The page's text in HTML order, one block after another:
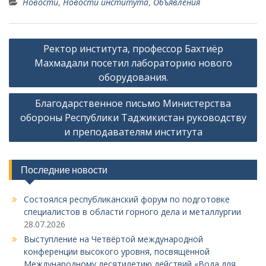
Н
и
я
п
з
Ректор института, профессор Бахтиёр
Махмадали посетил лабораторию нового
оборудования.
Благодарственное письмо Министерства
обороны Республики Таджикистан руководству
и преподавателям института
Последние новости
Состоялся республиканский форум по подготовке
специалистов в области горного дела и металлургии
28.07.2026
Выступление на Четвёртой международной
конференции высокого уровня, посвящённой